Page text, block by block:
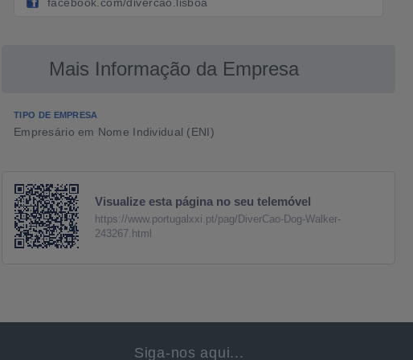
Mais Informação da Empresa
TIPO DE EMPRESA
Empresário em Nome Individual (ENI)
Visualize esta página no seu telemóvel
https://www.portugalxxi.pt/pag/DiverCao-Dog-Walker-
243267.html
Siga-nos aqui...